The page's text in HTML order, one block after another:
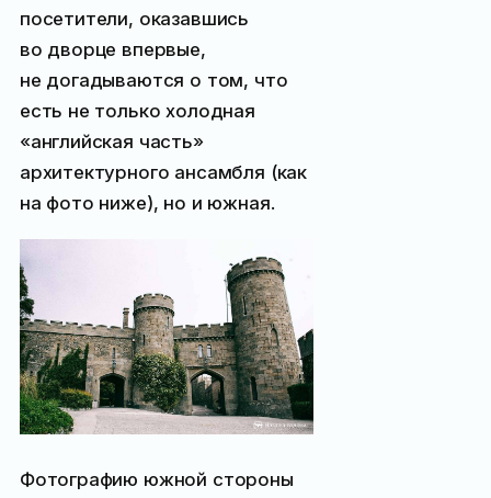
посетители, оказавшись
во дворце впервые,
не догадываются о том, что
есть не только холодная
«английская часть»
архитектурного ансамбля (как
на фото ниже), но и южная.
Фотографию южной стороны